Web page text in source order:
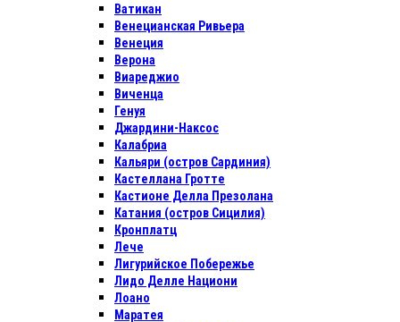
Ватикан
Венецианская Ривьера
Венеция
Верона
Виареджио
Виченца
Генуя
Джардини-Наксос
Калабриа
Кальяри (остров Сардиния)
Кастеллана Гротте
Кастионе Делла Презолана
Катания (остров Сицилия)
Кронплатц
Лече
Лигурийское Побережье
Лидо Делле Национи
Лоано
Маратея